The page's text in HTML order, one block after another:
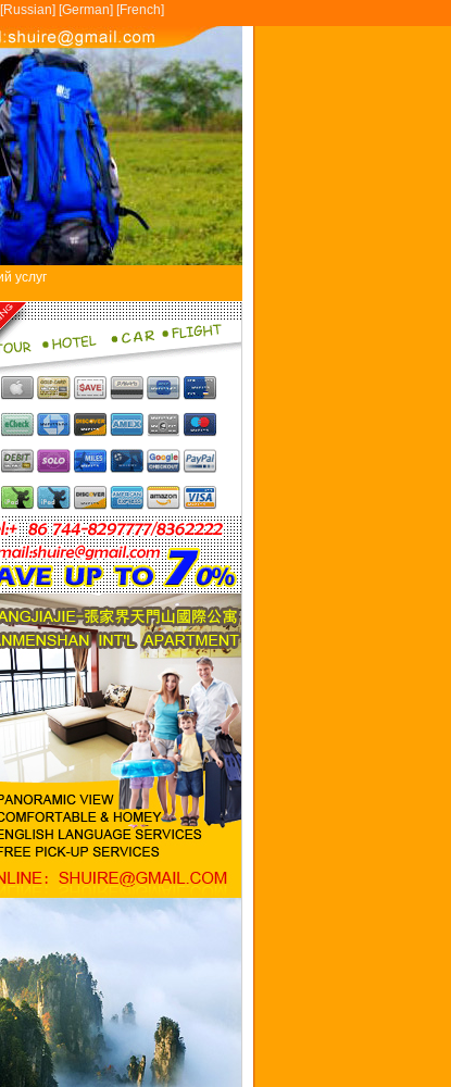
Russian] [German] [French]
услуг